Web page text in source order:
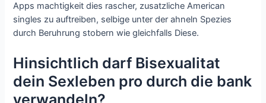
Apps machtigkeit dies rascher, zusatzliche American
singles zu auftreiben, selbige unter der ahneln Spezies
durch Beruhrung stobern wie gleichfalls Diese.
Hinsichtlich darf Bisexualitat
dein Sexleben pro durch die bank
verwandeln?